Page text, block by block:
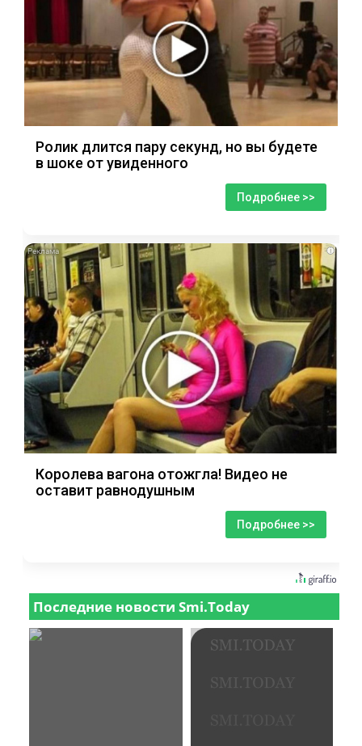
Ролик длится пару секунд, но вы будете
в шоке от увиденного
Подробнее >>
i
Королева вагона отожгла! Видео не
оставит равнодушным
Подробнее >>